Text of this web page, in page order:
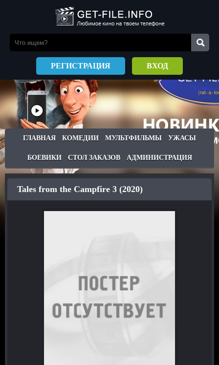
РЕГИСТРАЦИЯ ВХОД
ГЛАВНАЯ КОМЕДИИ МУЛЬТФИЛЬМЫ УЖАСЫ
БОЕВИКИ СТОЛ ЗАКАЗОВ АДМИНИСТРАЦИЯ
Tales from the Campfire 3 (2020)